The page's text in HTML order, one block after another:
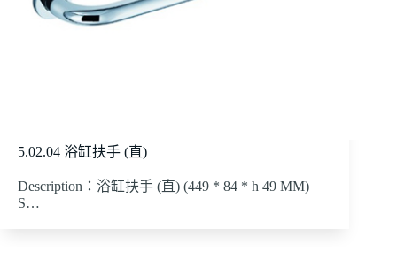
5.02.04 浴缸扶手 (直)
Description：浴缸扶手 (直) (449 * 84 * h 49 MM)
S…